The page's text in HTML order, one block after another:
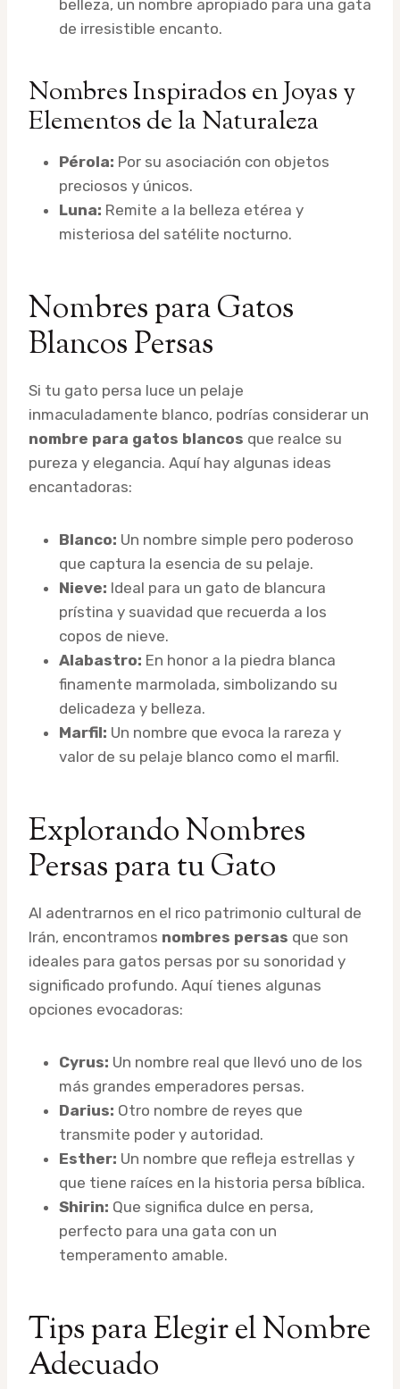
belleza, un nombre apropiado para una gata
de irresistible encanto.
Nombres Inspirados en Joyas y
Elementos de la Naturaleza
Pérola: Por su asociación con objetos
preciosos y únicos.
Luna: Remite a la belleza etérea y
misteriosa del satélite nocturno.
Nombres para Gatos
Blancos Persas
Si tu gato persa luce un pelaje
inmaculadamente blanco, podrías considerar un
nombre para gatos blancos que realce su
pureza y elegancia. Aquí hay algunas ideas
encantadoras:
Blanco: Un nombre simple pero poderoso
que captura la esencia de su pelaje.
Nieve: Ideal para un gato de blancura
prístina y suavidad que recuerda a los
copos de nieve.
Alabastro: En honor a la piedra blanca
finamente marmolada, simbolizando su
delicadeza y belleza.
Marfil: Un nombre que evoca la rareza y
valor de su pelaje blanco como el marfil.
Explorando Nombres
Persas para tu Gato
Al adentrarnos en el rico patrimonio cultural de
Irán, encontramos nombres persas que son
ideales para gatos persas por su sonoridad y
significado profundo. Aquí tienes algunas
opciones evocadoras:
Cyrus: Un nombre real que llevó uno de los
más grandes emperadores persas.
Darius: Otro nombre de reyes que
transmite poder y autoridad.
Esther: Un nombre que refleja estrellas y
que tiene raíces en la historia persa bíblica.
Shirin: Que significa dulce en persa,
perfecto para una gata con un
temperamento amable.
Tips para Elegir el Nombre
Adecuado